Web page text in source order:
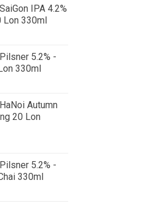
IPA 4.2%
Lon 330ml
5.2% -
330ml
Autumn
20 Lon
5.2% -
330ml